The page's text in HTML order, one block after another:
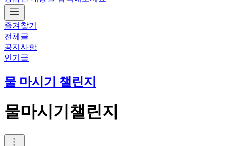
즐겨찾기
전체글
공지사항
인기글
물 마시기 챌린지
물마시기챌린지